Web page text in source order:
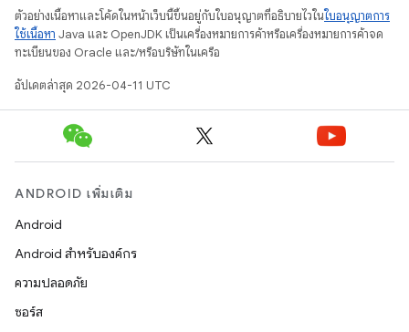
ตัวอย่างเนื้อหาและโค้ดในหน้าเว็บนี้ขึ้นอยู่กับใบอนุญาตที่อธิบายไว้ในใบอนุญาตการ
ใช้เนื้อหา Java และ OpenJDK เป็นเครื่องหมายการค้าหรือเครื่องหมายการค้าจด
ทะเบียนของ Oracle และ/หรือบริษัทในเครือ
อัปเดตล่าสุด 2026-04-11 UTC
ANDROID เพิ่มเติม
Android
Android สำหรับองค์กร
ความปลอดภัย
ซอร์ส